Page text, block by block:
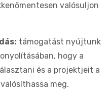
valósuljon
támogatást nyújtunk
hogy a
és a projektjeit a
meg.